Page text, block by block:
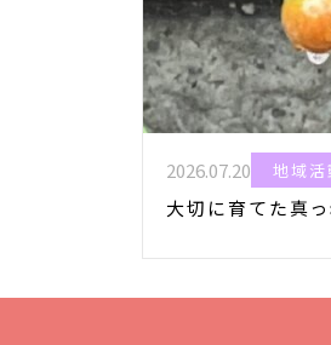
2026.07.20 地域活
大切に育てた真